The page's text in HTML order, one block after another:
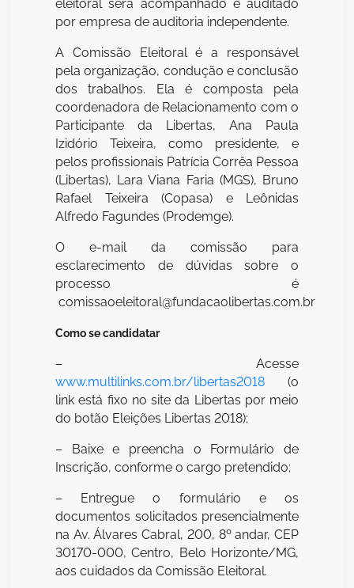
eleitoral será acompanhado e auditado
por empresa de auditoria independente.
A Comissão Eleitoral é a responsável
pela organização, condução e conclusão
dos trabalhos. Ela é composta pela
coordenadora de Relacionamento com o
Participante da Libertas, Ana Paula
Izidório Teixeira, como presidente, e
pelos profissionais Patrícia Corrêa Pessoa
(Libertas), Lara Viana Faria (MGS), Bruno
Rafael Teixeira (Copasa) e Leônidas
Alfredo Fagundes (Prodemge).
O e-mail da comissão para
esclarecimento de dúvidas sobre o
processo é
comissaoeleitoral@fundacaolibertas.com.br
Como se candidatar
– Acesse
www.multilinks.com.br/libertas2018 (o
link está fixo no site da Libertas por meio
do botão Eleições Libertas 2018);
– Baixe e preencha o Formulário de
Inscrição, conforme o cargo pretendido;
– Entregue o formulário e os
documentos solicitados presencialmente
na Av. Álvares Cabral, 200, 8º andar, CEP
30170-000, Centro, Belo Horizonte/MG,
aos cuidados da Comissão Eleitoral.